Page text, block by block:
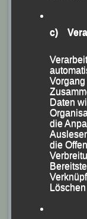
Im Damen-
17:35,71
Stadtwerke
wieder ihre
Minuten und
Bronzemedaille.
c)
Daten
die
die